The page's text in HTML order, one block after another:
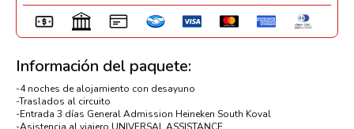
Información del paquete:
-4 noches de alojamiento con desayuno
-Traslados al circuito
-Entrada 3 días General Admission Heineken South Koval